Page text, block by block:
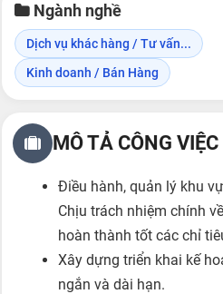
Ngành nghề
Dịch vụ khác hàng / Tư vấn...
Kinh doanh / Bán Hàng
MÔ TẢ CÔNG VIỆC
Điều hành, quản lý khu
Chịu trách nhiệm chính
hoàn thành tốt các chỉ
Xây dựng triển khai kế
ngắn và dài hạn.